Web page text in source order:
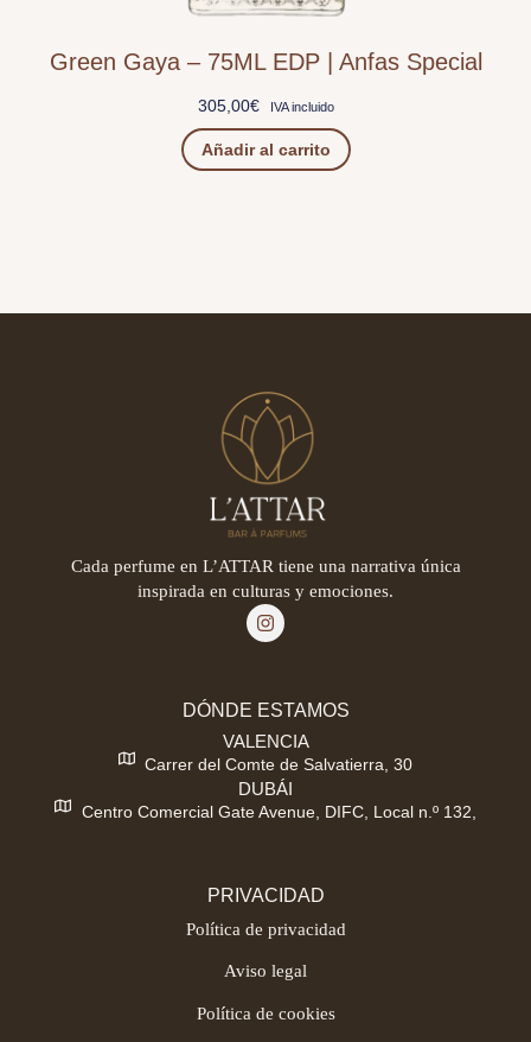
Green Gaya – 75ML EDP | Anfas Special
305,00€ IVA incluido
Añadir al carrito
Cada perfume en L’ATTAR tiene una narrativa única
inspirada en culturas y emociones.
DÓNDE ESTAMOS
VALENCIA
Carrer del Comte de Salvatierra, 30
DUBÁI
Centro Comercial Gate Avenue, DIFC, Local n.º 132,
PRIVACIDAD
Política de privacidad
Aviso legal
Política de cookies